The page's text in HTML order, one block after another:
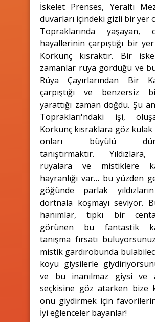
İskelet Prenses, Yeraltı
duvarları içindeki gizli bir yer
Topraklarında yaşayan,
hayallerinin çarpıştığı bir
Korkunç kısraktır. Bir
zamanlar rüya gördüğü ve
Rüya Çayırlarından Bir
çarpıştığı ve benzersiz
yarattığı zaman doğdu. Şu
Toprakları'ndaki işi,
Korkunç kısraklara göz kulak
onları büyülü
tanıştırmaktır.
rüyalara ve mistiklere
hayranlığı var… bu yüzden
göğünde parlak
dörtnala koşmayı seviyor.
hanımlar, tıpkı bir
görünen bu fantastik
tanışma fırsatı
mistik gardırobunda
koyu giysilerle
ve bu inanılmaz giysi ve
seçkisine göz atarken bize
onu giydirmek için
İyi eğlenceler bayanlar!